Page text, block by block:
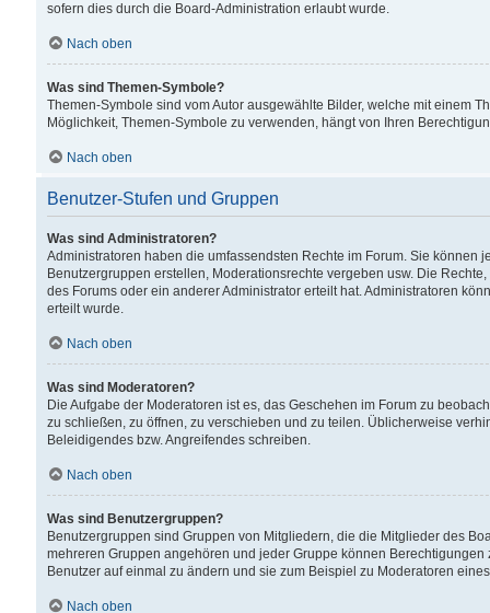
sofern dies durch die Board-Administration erlaubt wurde.
Nach oben
Was sind Themen-Symbole?
Themen-Symbole sind vom Autor ausgewählte Bilder, welche mit einem
Möglichkeit, Themen-Symbole zu verwenden, hängt von Ihren
Nach oben
Benutzer-Stufen und Gruppen
Was sind Administratoren?
Administratoren haben die umfassendsten Rechte im Forum. Sie können
Benutzergruppen erstellen, Moderationsrechte vergeben usw. Die
des Forums oder ein anderer Administrator erteilt hat. Administratoren
erteilt wurde.
Nach oben
Was sind Moderatoren?
Die Aufgabe der Moderatoren ist es, das Geschehen im Forum zu
zu schließen, zu öffnen, zu verschieben und zu teilen. Üblicherweise
Beleidigendes bzw. Angreifendes schreiben.
Nach oben
Was sind Benutzergruppen?
Benutzergruppen sind Gruppen von Mitgliedern, die die Mitglieder des
mehreren Gruppen angehören und jeder Gruppe können
Benutzer auf einmal zu ändern und sie zum Beispiel zu Moderatoren
Nach oben